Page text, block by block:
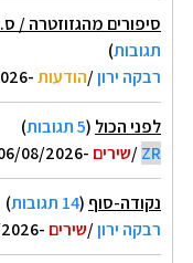
סיפורים מהגזוזטרה / ס.2 / 7 / 8 / 9 [סוף] / בלי ניקוד.
תגובות)
רבקה ירון/הודעות-06/08/2026 12:16
לפני הכול (5 תגובות
)
ZR
/שירים -06/08/2026 10:54
נקודה-סוף (14 תגובות
)
רבקה ירון/שירים -06/08/2026 10:45